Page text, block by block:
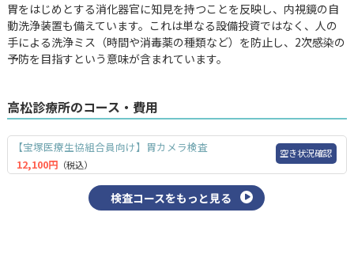
胃をはじめとする消化器官に知見を持つことを反映し、内視鏡の自
動洗浄装置も備えています。これは単なる設備投資ではなく、人の
手による洗浄ミス（時間や消毒薬の種類など）を防止し、2次感染の
予防を目指すという意味が含まれています。
高松診療所のコース・費用
【宝塚医療生協組合員向け】胃カメラ検査
12,100円 （税込）
空き状況確認
検査コースをもっと見る